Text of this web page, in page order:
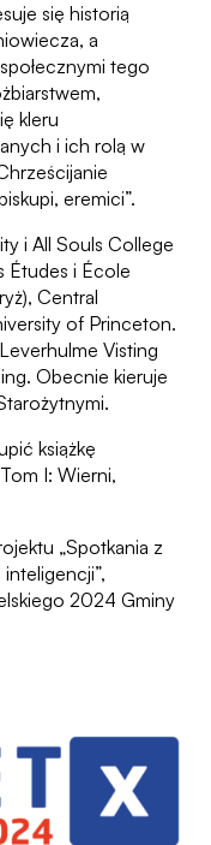
się historią
a
tego
kleru
i ich rolą w
eremici”.
i All Souls College
Études i École
Central
of Princeton.
Visting
Obecnie kieruje
książkę
I: Wierni,
„Spotkania z
2024 Gminy